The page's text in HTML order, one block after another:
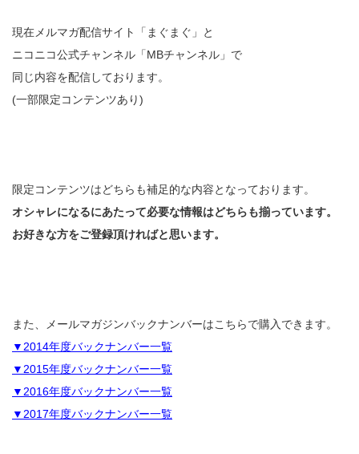
現在メルマガ配信サイト「まぐまぐ」と
ニコニコ公式チャンネル「MBチャンネル」で
同じ内容を配信しております。
(一部限定コンテンツあり)
限定コンテンツはどちらも補足的な内容となっております。
オシャレになるにあたって必要な情報はどちらも揃っています。
お好きな方をご登録頂ければと思います。
また、メールマガジンバックナンバーはこちらで購入できます。
▼2014年度バックナンバー一覧
▼2015年度バックナンバー一覧
▼2016年度バックナンバー一覧
▼2017年度バックナンバー一覧